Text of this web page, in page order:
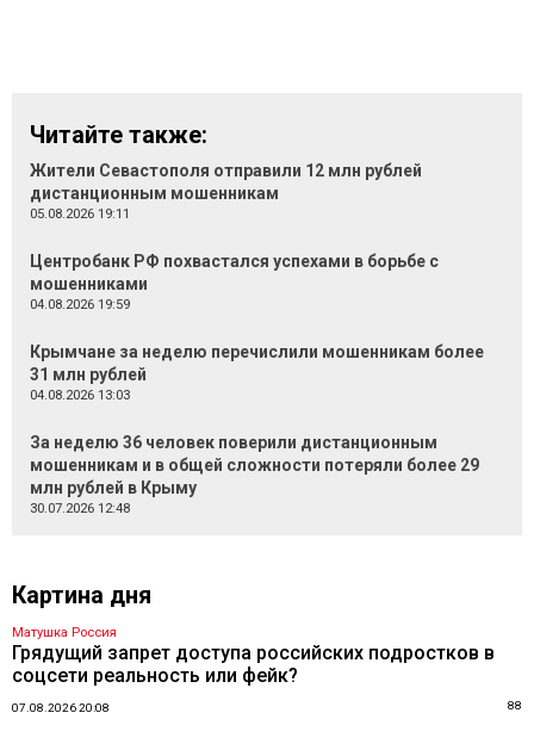
Читайте также:
Жители Севастополя отправили 12 млн рублей
дистанционным мошенникам
05.08.2026 19:11
Центробанк РФ похвастался успехами в борьбе с
мошенниками
04.08.2026 19:59
Крымчане за неделю перечислили мошенникам более
31 млн рублей
04.08.2026 13:03
За неделю 36 человек поверили дистанционным
мошенникам и в общей сложности потеряли более 29
млн рублей в Крыму
30.07.2026 12:48
Картина дня
Матушка Россия
Грядущий запрет доступа российских подростков в
соцсети реальность или фейк?
07.08.2026 20:08 88